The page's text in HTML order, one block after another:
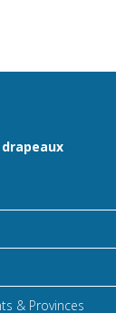
& Provinces